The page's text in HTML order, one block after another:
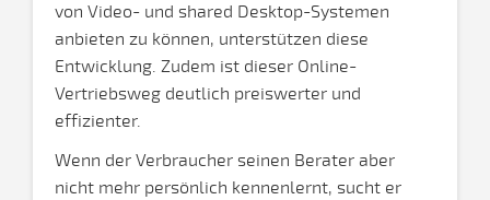
von Video- und shared Desktop-Systemen
anbieten zu können, unterstützen diese
Entwicklung. Zudem ist dieser Online-
Vertriebsweg deutlich preiswerter und
effizienter.
Wenn der Verbraucher seinen Berater aber
nicht mehr persönlich kennenlernt, sucht er